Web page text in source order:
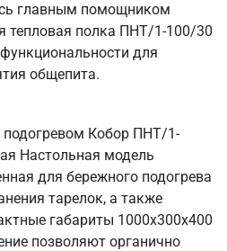
главным помощником
тепловая полка ПНТ/1-100/30
для
общепита.
Кобор ПНТ/1-
Настольная модель
для бережного подогрева
тарелок, а также
габариты 1000х300х400
позволяют органично